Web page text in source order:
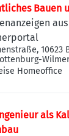
Bauen
d)
10623
Homeoffice
als